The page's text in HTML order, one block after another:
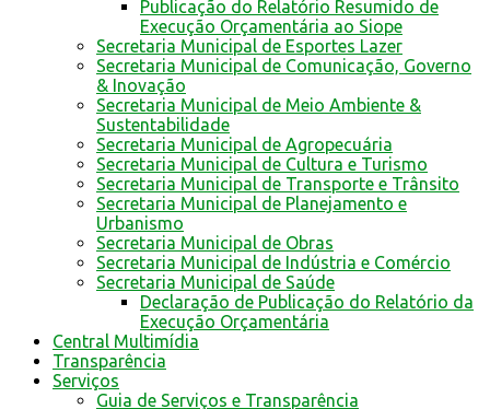
Publicação do Relatório Resumido de
Execução Orçamentária ao Siope
Secretaria Municipal de Esportes Lazer
Secretaria Municipal de Comunicação, Governo
& Inovação
Secretaria Municipal de Meio Ambiente &
Sustentabilidade
Secretaria Municipal de Agropecuária
Secretaria Municipal de Cultura e Turismo
Secretaria Municipal de Transporte e Trânsito
Secretaria Municipal de Planejamento e
Urbanismo
Secretaria Municipal de Obras
Secretaria Municipal de Indústria e Comércio
Secretaria Municipal de Saúde
Declaração de Publicação do Relatório da
Execução Orçamentária
Central Multimídia
Transparência
Serviços
Guia de Serviços e Transparência